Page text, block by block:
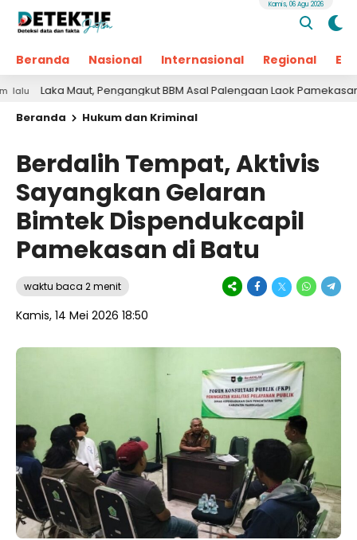
Beranda Nasional Internasional Regional
Kamis, 06 Agu 2026
Maut, Pengangkut BBM Asal Palengaan Laok Pamekasan
Beranda
Hukum dan Kriminal
Berdalih Tempat, Aktivis
Sayangkan Gelaran
Bimtek Dispendukcapil
Pamekasan di Batu
waktu baca 2 menit
Kamis, 14 Mei 2026 18:50